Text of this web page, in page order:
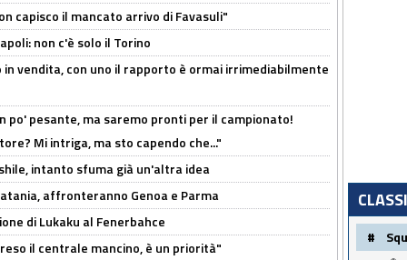
capisco il mancato arrivo di Favasuli"
non c'è solo il Torino
vendita, con uno il rapporto è ormai irrimediabilmente
po' pesante, ma saremo pronti per il campionato!
Mi intriga, ma sto capendo che..."
intanto sfuma già un'altra idea
affronteranno Genoa e Parma
di Lukaku al Fenerbahce
il centrale mancino, è un priorità"
#